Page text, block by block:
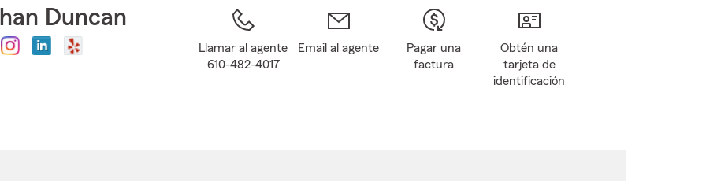
Duncan
Llamar al agente
610-482-4017
Email al agente
Pagar una
factura
Obtén una
tarjeta de
identificación